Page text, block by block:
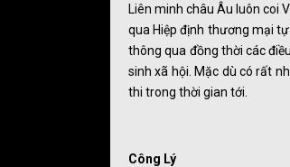
Liên minh châu Âu luôn coi
qua Hiệp định thương mại
thông qua đồng thời các
sinh xã hội. Mặc dù có rất
thi trong thời gian tới.
Công Lý